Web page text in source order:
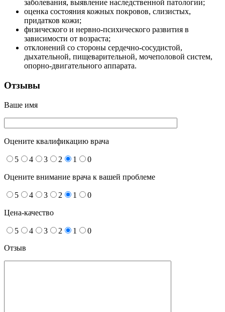
заболевания, выявление наследственной патологии;
оценка состояния кожных покровов, слизистых,
придатков кожи;
физического и нервно-психического развития в
зависимости от возраста;
отклонений со стороны сердечно-сосудистой,
дыхательной, пищеварительной, мочеполовой систем,
опорно-двигательного аппарата.
Отзывы
Ваше имя
Оцените квалификацию врача
5 4 3 2 1 0
Оцените внимание врача к вашей проблеме
5 4 3 2 1 0
Цена-качество
5 4 3 2 1
0
Отзыв